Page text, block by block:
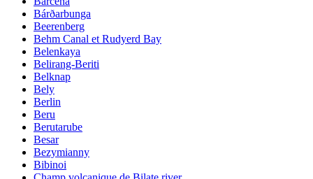
Bárðarbunga
Beerenberg
Behm Canal et Rudyerd Bay
Belenkaya
Belirang-Beriti
Belknap
Bely
Berlin
Beru
Berutarube
Besar
Bezymianny
Bibinoi